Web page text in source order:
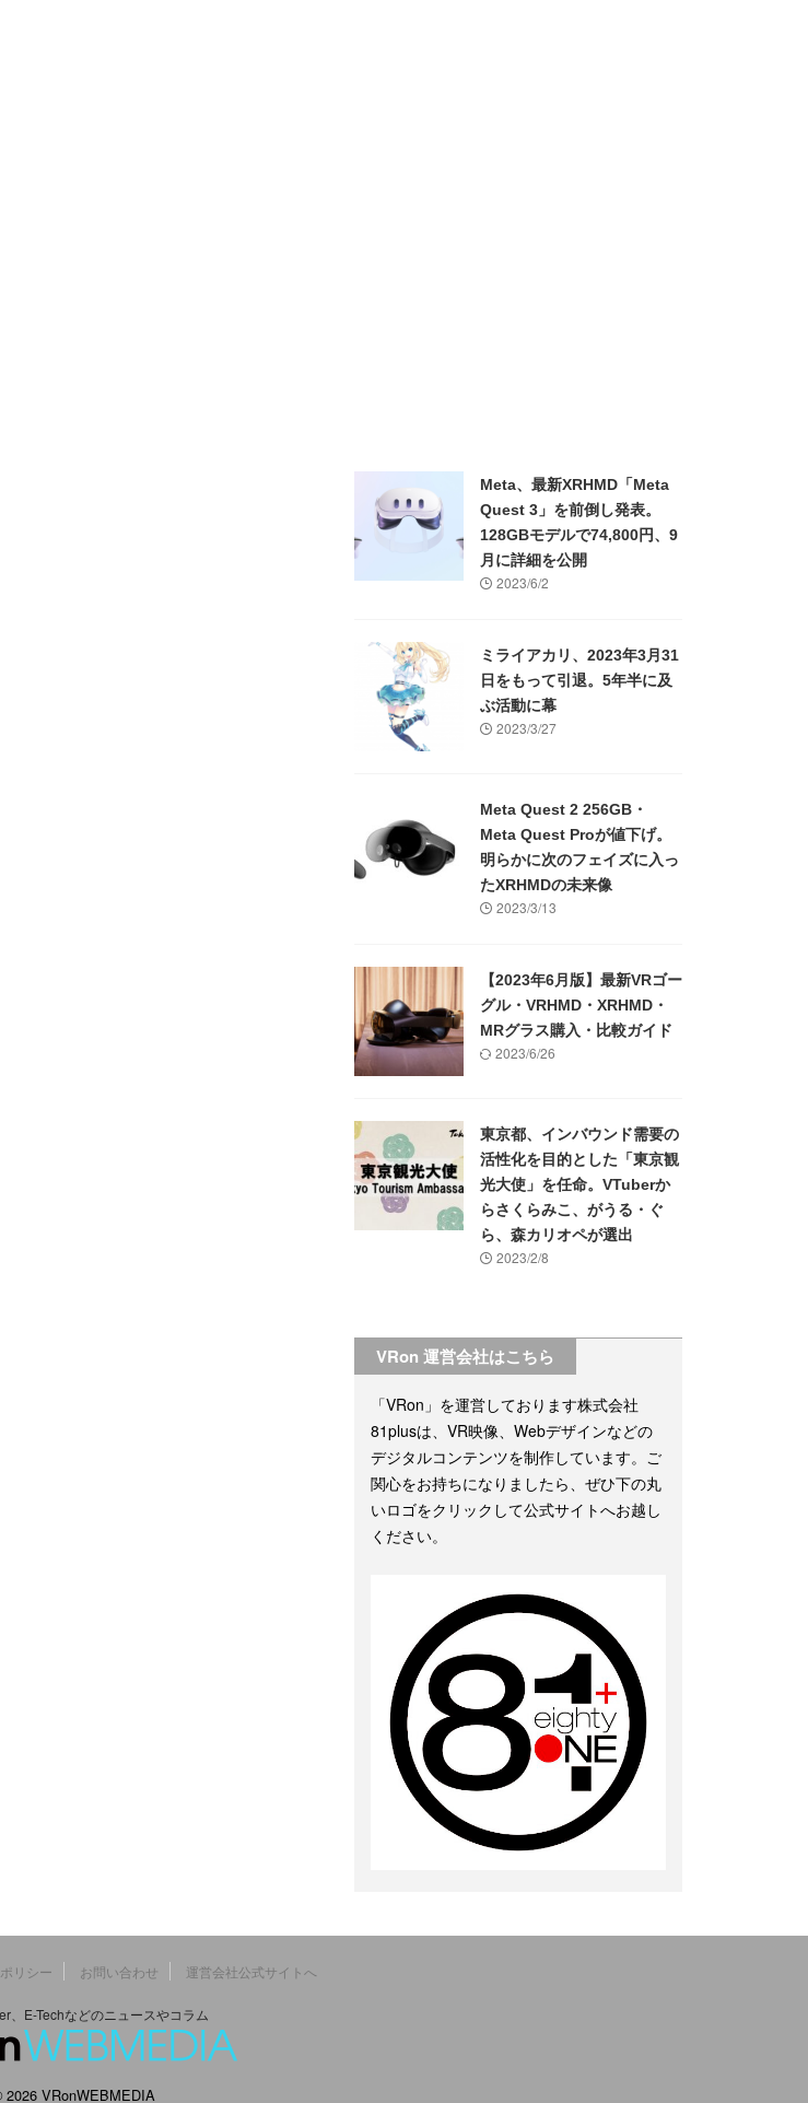
Meta、最新XRHMD「Meta
Quest 3」を前倒し発表。
128GBモデルで74,800円、9
月に詳細を公開
2023/6/2
ミライアカリ、2023年3月31
日をもって引退。5年半に及
ぶ活動に幕
2023/3/27
Meta Quest 2 256GB・
Meta Quest Proが値下げ。
明らかに次のフェイズに入っ
たXRHMDの未来像
2023/3/13
【2023年6月版】最新VRゴー
グル・VRHMD・XRHMD・
MRグラス購入・比較ガイド
2023/6/26
東京都、インバウンド需要の
活性化を目的とした「東京観
光大使」を任命。VTuberか
らさくらみこ、がうる・ぐ
ら、森カリオペが選出
2023/2/8
VRon 運営会社はこちら
「VRon」を運営しております株式会社
81plusは、VR映像、Webデザインなどの
デジタルコンテンツを制作しています。ご
関心をお持ちになりましたら、ぜひ下の丸
いロゴをクリックして公式サイトへお越し
ください。
リシー お問い合わせ 運営会社公式サイトへ
、E-Techなどのニュースやコラム
2026 VRonWEBMEDIA